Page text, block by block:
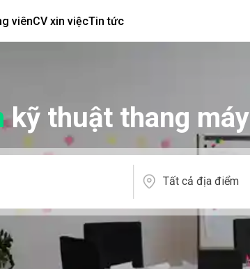
viênCV xin việcTin tức
kỹ thuật thang máy
Tất cả địa điểm